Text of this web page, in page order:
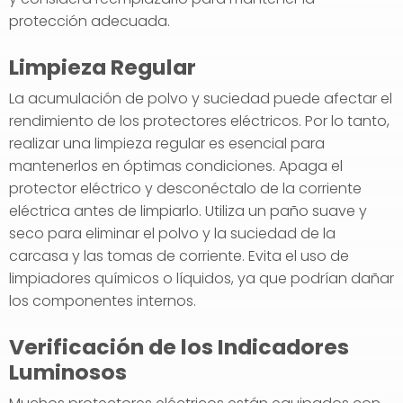
protección adecuada.
Limpieza Regular
La acumulación de polvo y suciedad puede afectar el
rendimiento de los protectores eléctricos. Por lo tanto,
realizar una limpieza regular es esencial para
mantenerlos en óptimas condiciones. Apaga el
protector eléctrico y desconéctalo de la corriente
eléctrica antes de limpiarlo. Utiliza un paño suave y
seco para eliminar el polvo y la suciedad de la
carcasa y las tomas de corriente. Evita el uso de
limpiadores químicos o líquidos, ya que podrían dañar
los componentes internos.
Verificación de los Indicadores
Luminosos